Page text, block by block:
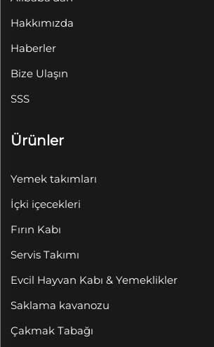
Hakkımızda
Haberler
Bize Ulaşın
SSS
Ürünler
Yemek takımları
İçki içecekleri
Fırın Kabı
Servis Takımı
Evcil Hayvan Kabı & Yemeklikler
Saklama kavanozu
Çakmak Tabağı